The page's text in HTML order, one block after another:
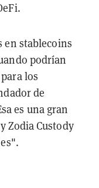
en stablecoins
podrían
los
de
es una gran
Zodia Custody